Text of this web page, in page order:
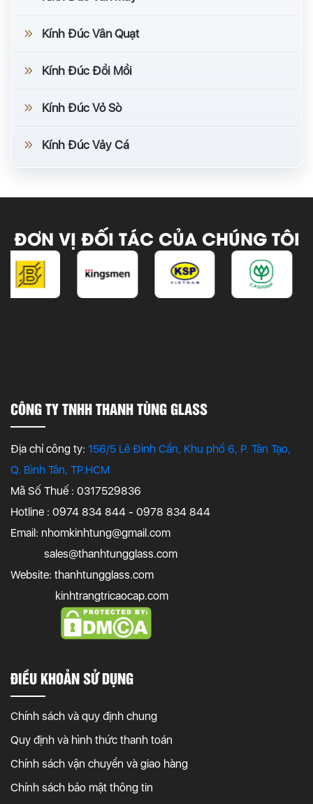
Kính Đúc Vân Quạt
Kính Đúc Đồi Mồi
Kính Đúc Vỏ Sò
Kính Đúc Vảy Cá
ĐƠN VỊ ĐỐI TÁC CỦA CHÚNG TÔI
CÔNG TY TNHH THANH TÙNG GLASS
Địa chỉ công ty: 156/5 Lê Đình Cẩn, Khu phố 6, P. Tân Tạo,
Q. Bình Tân, TP.HCM
Mã Số Thuế : 0317529836
Hotline : 0974 834 844 - 0978 834 844
Email: nhomkinhtung@gmail.com
sales@thanhtungglass.com
Website: thanhtungglass.com
kinhtrangtricaocap.com
ĐIỀU KHOẢN SỬ DỤNG
Chính sách và quy định chung
Quy định và hình thức thanh toán
Chính sách vận chuyển và giao hàng
Chính sách bảo mật thông tin